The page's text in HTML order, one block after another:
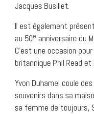
Jacques Busillet.
Il est également
au 50e anniversaire du
C’est une occasion
britannique Phil Read et
Yvon Duhamel coule
souvenirs dans sa
sa femme de toujours,